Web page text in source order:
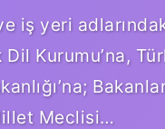
iş yeri
Kurumu’na,
Meclisi…